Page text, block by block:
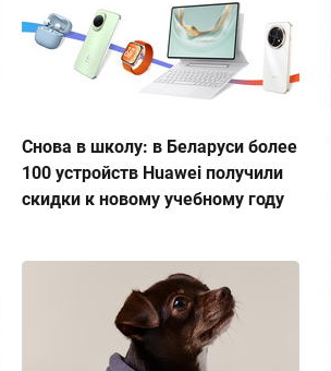
Снова в школу: в Беларуси более
100 устройств Huawei получили
скидки к новому учебному году